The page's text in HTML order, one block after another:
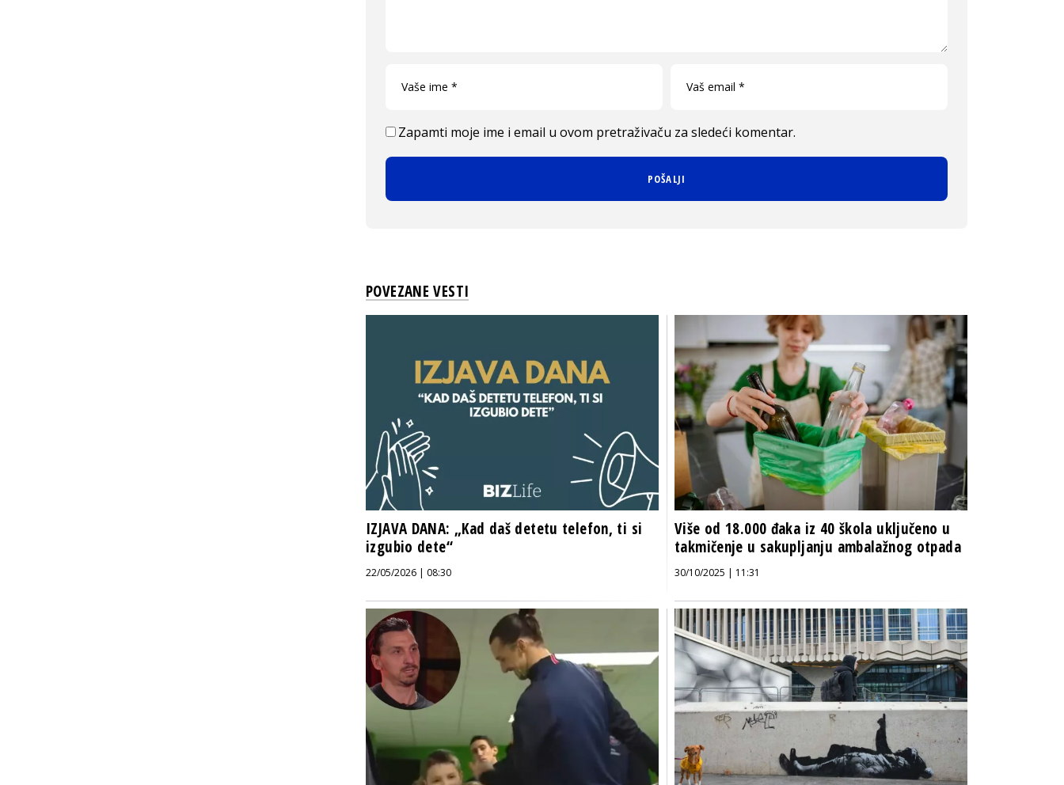
Zapamti moje ime i email u ovom pretraživaču za sledeći komentar.
POVEZANE VESTI
IZJAVA DANA: „Kad daš detetu telefon, ti si
izgubio dete“
22/05/2026 | 08:30
Više od 18.000 đaka iz 40 škola uključeno u
takmičenje u sakupljanju ambalažnog otpada
30/10/2025 | 11:31